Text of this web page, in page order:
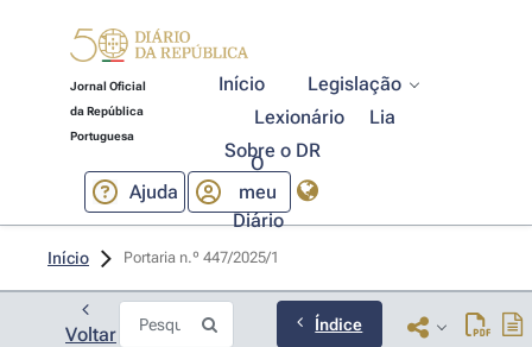
Jornal Oficial
da República
Portuguesa
Início
Legislação
Lexionário
Lia
Sobre o DR
Ajuda
O
meu
Diário
Início Portaria n.º 447/2025/1
Voltar Índice